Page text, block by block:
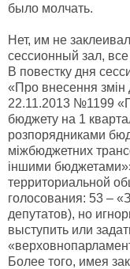
было молчать.
Нет, им не
сессионный зал,
В повестку дня
«Про внесення змін
22.11.2013 №1199
бюджету на 1
розпорядниками
міжбюджетних
іншими
территориальной
голосования: 53 –
депутатов), но
выступить или
Более того, имея